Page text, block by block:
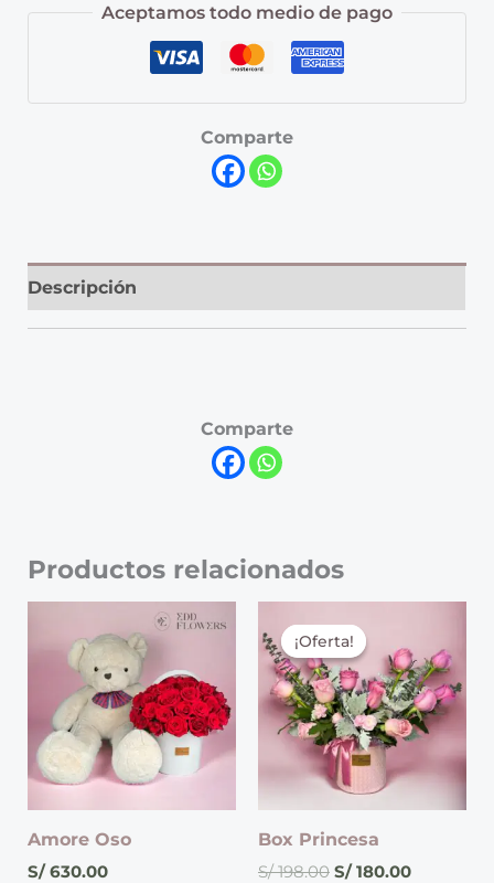
Aceptamos todo medio de pago
Comparte
Descripción
Comparte
Productos relacionados
Amore Oso
S/630.00
¡Oferta!
¡Oferta!
Box Princesa
S/198.00
precio
original
era:
S/ 198.00.
S/180.00
actual
es:
S/ 180.00.